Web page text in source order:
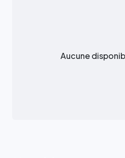
Aucune